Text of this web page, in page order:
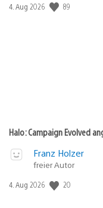
Veröffentlichungsdatum:
4. Aug 2026 89
Halo: Campaign Evolved
Franz Holzer
freier Autor
Veröffentlichungsdatum:
4. Aug 2026 20